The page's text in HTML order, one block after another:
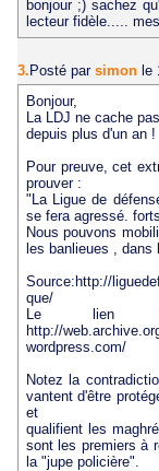
bonjour ;) sachez
lecteur fidèle.....
3. Posté par simon le
Bonjour,
La LDJ ne cache
depuis plus d'un an !
Pour preuve, cet
prouver :
"La Ligue de
se fera agressé.
Nous pouvons
les banlieues ,
Source:http://
que/
Le lien
http://
wordpress.com/
Notez la
vantent d'être
et
qualifient les
sont les premiers à
la "jupe policière".